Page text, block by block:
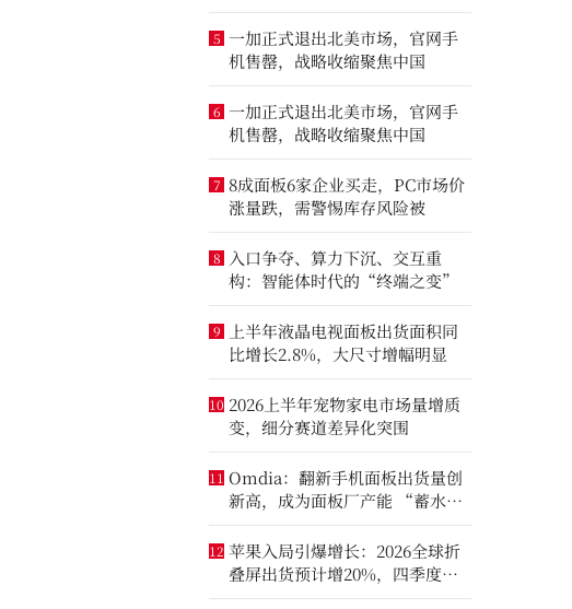
5 一加正式退出北美市场，官网手
机售罄，战略收缩聚焦中国
6 一加正式退出北美市场，官网手
机售罄，战略收缩聚焦中国
7 8成面板6家企业买走，PC市场价
涨量跌，需警惕库存风险被
8
入口争夺、算力下沉、交互重
构：智能体时代的“终端之变”
9
上半年液晶电视面板出货面积同
比增长2.8%，大尺寸增幅明显
10 2026上半年宠物家电市场量增质
变，细分赛道差异化突围
11 Omdia：翻新手机面板出货量创
新高，成为面板厂产能 “蓄水
池”
12 苹果入局引爆增长：2026全球折
叠屏出货预计增20%，四季度成
全年销量关键窗口